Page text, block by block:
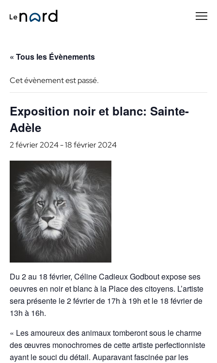
« Tous les Évènements
Cet évènement est passé.
Exposition noir et blanc: Sainte-
Adèle
2 février 2024-18 février 2024
Du 2 au 18 février, Céline Cadieux Godbout expose ses
oeuvres en noir et blanc à la Place des citoyens. L’artiste
sera présente le 2 février de 17h à 19h et le 18 février de
13h à 16h.
« Les amoureux des animaux tomberont sous le charme
des œuvres monochromes de cette artiste perfectionniste
ayant le souci du détail. Auparavant fascinée par les